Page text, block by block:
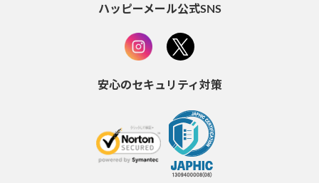
ハッピーメール公式SNS
安心のセキュリティ対策